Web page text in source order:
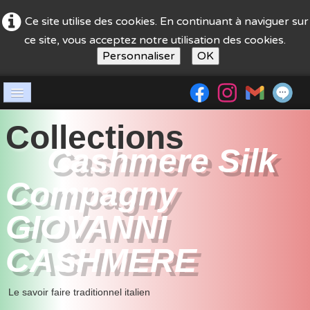
Ce site utilise des cookies. En continuant à naviguer sur
ce site, vous acceptez notre utilisation des cookies.
Personnaliser
OK
Société
boutique
guide achat
Nos stands
contact
Collections
Cashmere Silk
Compagny
GIOVANNI
CASHMERE
Le savoir faire traditionnel italien